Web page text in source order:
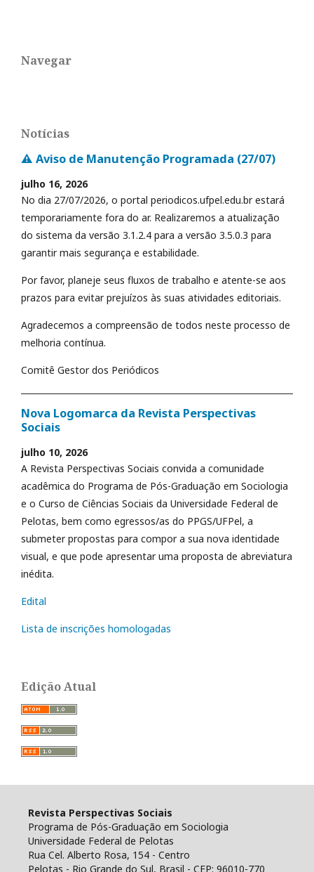
Navegar
Notícias
⚠️ Aviso de Manutenção Programada (27/07)
julho 16, 2026
No dia 27/07/2026, o portal periodicos.ufpel.edu.br estará
temporariamente fora do ar. Realizaremos a atualização
do sistema da versão 3.1.2.4 para a versão 3.5.0.3 para
garantir mais segurança e estabilidade.
Por favor, planeje seus fluxos de trabalho e atente-se aos
prazos para evitar prejuízos às suas atividades editoriais.
Agradecemos a compreensão de todos neste processo de
melhoria contínua.
Comitê Gestor dos Periódicos
Nova Logomarca da Revista Perspectivas
Sociais
julho 10, 2026
A Revista Perspectivas Sociais convida a comunidade
acadêmica do Programa de Pós-Graduação em Sociologia
e o Curso de Ciências Sociais da Universidade Federal de
Pelotas, bem como egressos/as do PPGS/UFPel, a
submeter propostas para compor a sua nova identidade
visual, e que pode apresentar uma proposta de abreviatura
inédita.
Edital
Lista de inscrições homologadas
Edição Atual
Revista Perspectivas Sociais
Programa de Pós-Graduação em Sociologia
Universidade Federal de Pelotas
Rua Cel. Alberto Rosa, 154 - Centro
Pelotas - Rio Grande do Sul, Brasil - CEP: 96010-770